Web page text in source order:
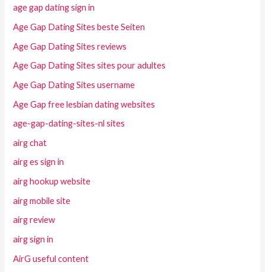
age gap dating sign in
Age Gap Dating Sites beste Seiten
Age Gap Dating Sites reviews
Age Gap Dating Sites sites pour adultes
Age Gap Dating Sites username
Age Gap free lesbian dating websites
age-gap-dating-sites-nl sites
airg chat
airg es sign in
airg hookup website
airg mobile site
airg review
airg sign in
AirG useful content